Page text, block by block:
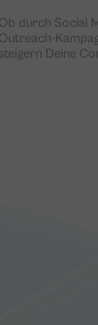
Ob durch Social
Outreach-
steigern Deine